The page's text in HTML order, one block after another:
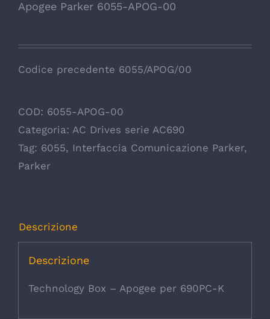
Apogee Parker 6055-APOG-00
Codice precedente 6055/APOG/00
COD: 6055-APOG-00
Categoria: AC Drives serie AC690
Tag: 6055, Interfaccia Comunicazione Parker,
Parker
Descrizione
Descrizione
Technology Box – Apogee per 690PC-K